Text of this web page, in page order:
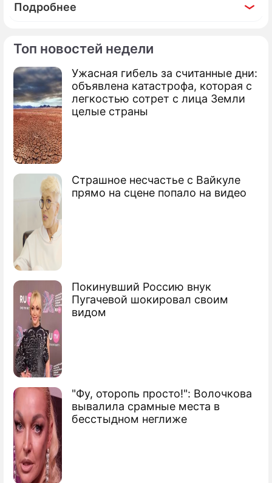
Топ новостей недели
Ужасная гибель за считанные дни:
объявлена катастрофа, которая с
легкостью сотрет с лица Земли
целые страны
Страшное несчастье с Вайкуле
прямо на сцене попало на видео
Покинувший Россию внук
Пугачевой шокировал своим
видом
"Фу, оторопь просто!": Волочкова
вывалила срамные места в
бесстыдном неглиже
Подробнее
Фоторепортаж
Озвучены претенденты на участие в
"Евровидении" от России